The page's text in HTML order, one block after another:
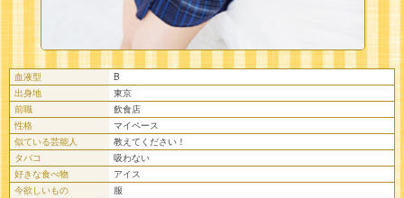
血液型
B
出身地
東京
前職
飲食店
性格
マイペース
似ている芸能人
教えてください！
タバコ
吸わない
好きな食べ物
アイス
今欲しいもの
服